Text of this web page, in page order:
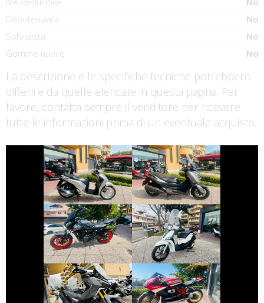
Depotenziata
No
Solo pista
No
Gomme nuove
No
La descrizione e le specifiche tecniche potrebbero
differire da quelle elencate in questa pagina. Per
favore, contatta sempre il venditore per ricevere
tutte le informazioni prima di un eventuale acquisto.
HONDA SH YAMAHA XMAX
YAMAHA MT-07
€ 5.990 €
PIAGGIO LIBERTY
€ 2.350 €
SYM ADX-400
€ 6.990 €
DUCATI 1098
€ 10.490 €